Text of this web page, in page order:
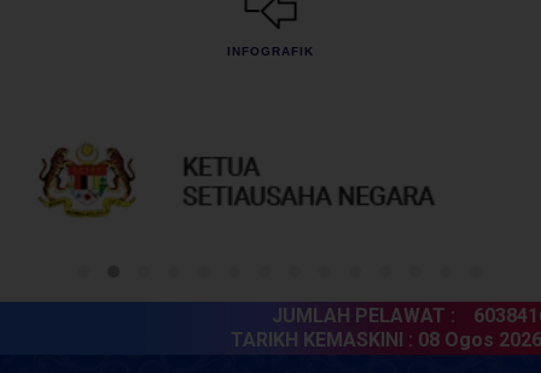
INFOGRAFIK
JUMLAH PELAWAT :
TARIKH KEMASKINI :08 Ogos 2026